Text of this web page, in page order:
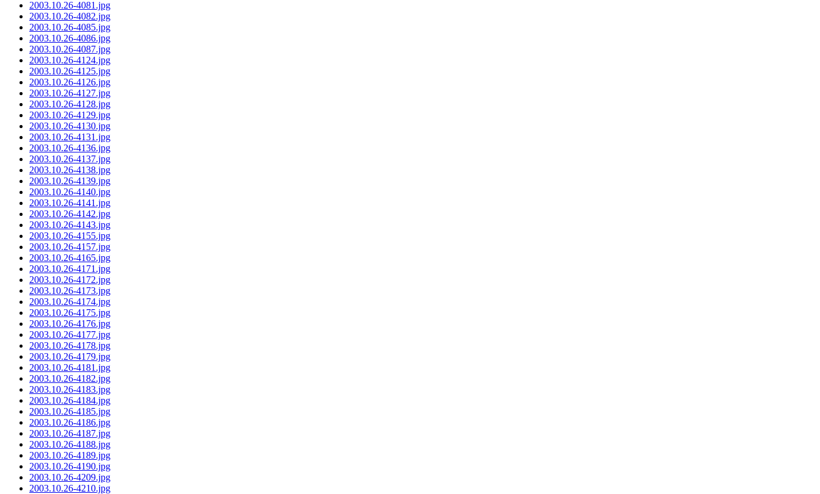
2003.10.26-4081.jpg
2003.10.26-4082.jpg
2003.10.26-4085.jpg
2003.10.26-4086.jpg
2003.10.26-4087.jpg
2003.10.26-4124.jpg
2003.10.26-4125.jpg
2003.10.26-4126.jpg
2003.10.26-4127.jpg
2003.10.26-4128.jpg
2003.10.26-4129.jpg
2003.10.26-4130.jpg
2003.10.26-4131.jpg
2003.10.26-4136.jpg
2003.10.26-4137.jpg
2003.10.26-4138.jpg
2003.10.26-4139.jpg
2003.10.26-4140.jpg
2003.10.26-4141.jpg
2003.10.26-4142.jpg
2003.10.26-4143.jpg
2003.10.26-4155.jpg
2003.10.26-4157.jpg
2003.10.26-4165.jpg
2003.10.26-4171.jpg
2003.10.26-4172.jpg
2003.10.26-4173.jpg
2003.10.26-4174.jpg
2003.10.26-4175.jpg
2003.10.26-4176.jpg
2003.10.26-4177.jpg
2003.10.26-4178.jpg
2003.10.26-4179.jpg
2003.10.26-4181.jpg
2003.10.26-4182.jpg
2003.10.26-4183.jpg
2003.10.26-4184.jpg
2003.10.26-4185.jpg
2003.10.26-4186.jpg
2003.10.26-4187.jpg
2003.10.26-4188.jpg
2003.10.26-4189.jpg
2003.10.26-4190.jpg
2003.10.26-4209.jpg
2003.10.26-4210.jpg